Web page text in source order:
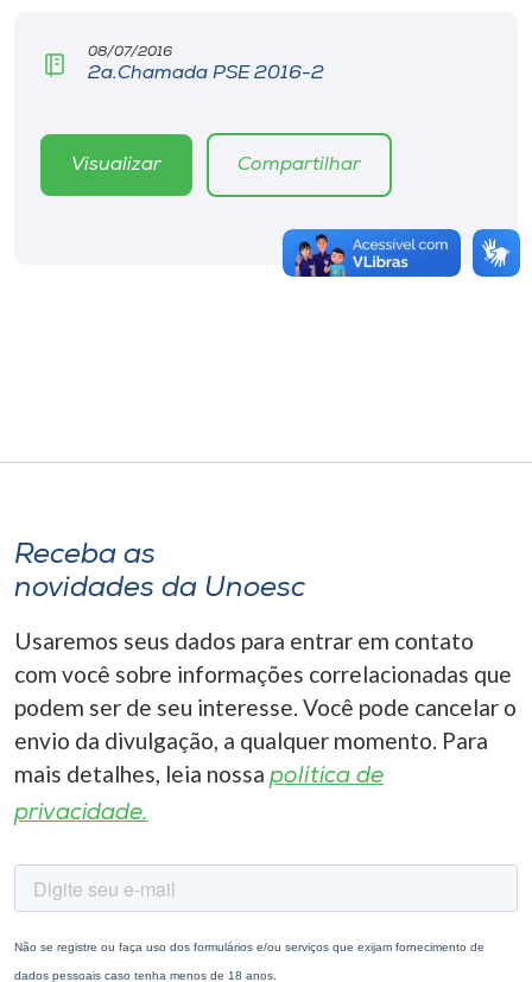
08/07/2016
2a.Chamada PSE 2016-2
Visualizar Compartilhar
Receba as
novidades da Unoesc
Usaremos seus dados para entrar em contato
com você sobre informações correlacionadas que
podem ser de seu interesse. Você pode cancelar o
envio da divulgação, a qualquer momento. Para
mais detalhes, leia nossa política de
privacidade.